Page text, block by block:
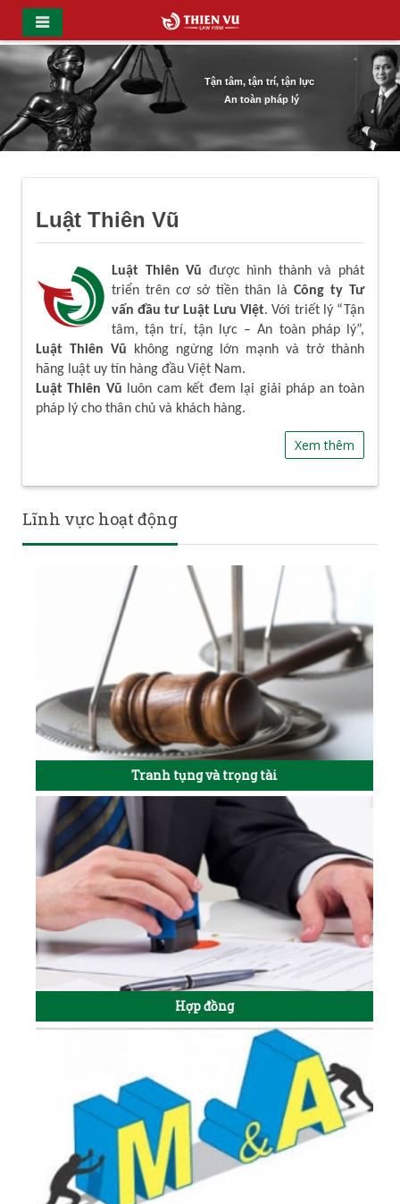
Tận tâm, tận trí, tận lực
An toàn pháp lý
Luật Thiên Vũ
Luật Thiên Vũ được hình thành và phát
triển trên cơ sở tiền thân là Công ty Tư
vấn đầu tư Luật Lưu Việt. Với triết lý “Tận
tâm, tận trí, tận lực – An toàn pháp lý”,
Luật Thiên Vũ không ngừng lớn mạnh và trở thành
hãng luật uy tín hàng đầu Việt Nam.
Luật Thiên Vũ luôn cam kết đem lại giải pháp an toàn
pháp lý cho thân chủ và khách hàng.
Xem thêm
Lĩnh vực hoạt động
Tranh tụng và trọng tài
Hợp đồng